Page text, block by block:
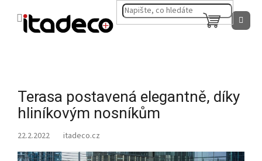
NÁKUPNÍ
KOŠÍK
Terasa postavená elegantně, díky
hliníkovým nosníkům
22.2.2022